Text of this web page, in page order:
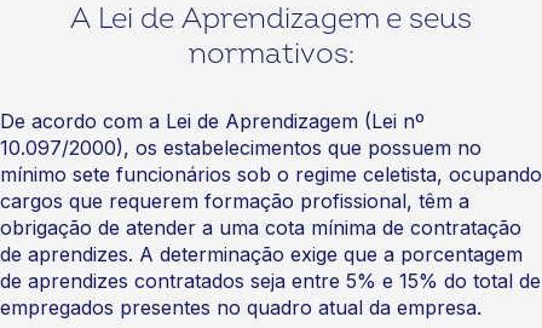
A Lei de Aprendizagem e seus
normativos:
De acordo com a Lei de Aprendizagem (Lei nº
10.097/2000), os estabelecimentos que possuem no
mínimo sete funcionários sob o regime celetista, ocupando
cargos que requerem formação profissional, têm a
obrigação de atender a uma cota mínima de contratação
de aprendizes. A determinação exige que a porcentagem
de aprendizes contratados seja entre 5% e 15% do total de
empregados presentes no quadro atual da empresa.